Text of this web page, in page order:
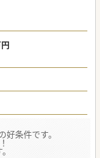
条件です。